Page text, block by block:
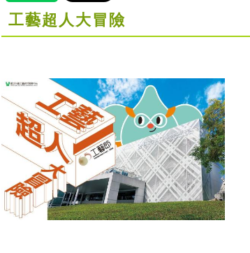
工藝超人大冒險